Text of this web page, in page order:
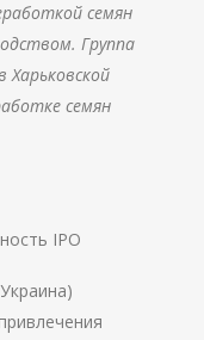
семян
Группа
семян
IPO